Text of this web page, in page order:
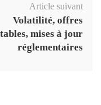
Article suivant
Volatilité, offres
mises à jour
réglementaires